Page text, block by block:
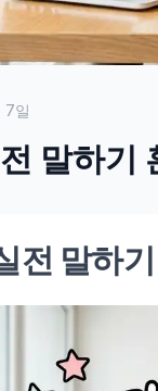
7일
말하기
전 말하